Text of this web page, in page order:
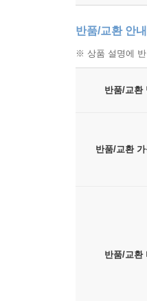
반품/교환 안내
※ 상품 설명에 반
반품/교환
반품/교환
반품/교환